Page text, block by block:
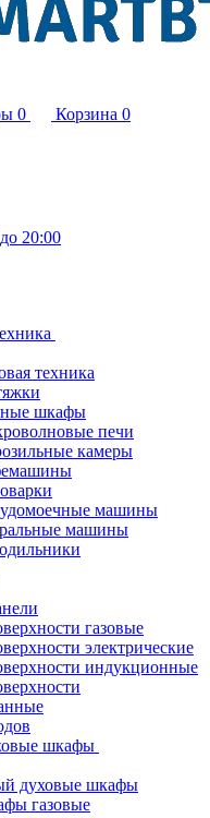
0 Корзина 0
20:00
техника
шкафы
печи
камеры
машины
машины
газовые
электрические
индукционные
шкафы
духовые шкафы
газовые